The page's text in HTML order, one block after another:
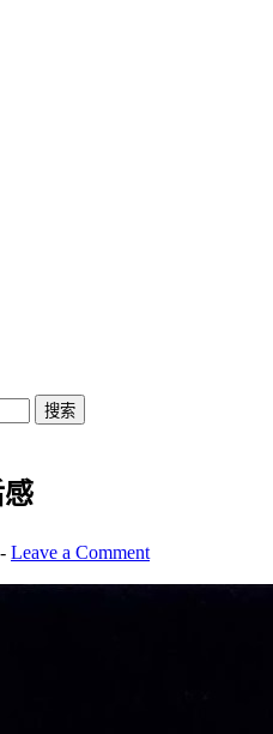
感
- Leave a Comment